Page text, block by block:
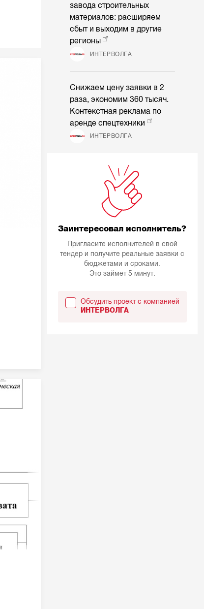
завода строительных
материалов: расширяем
сбыт и выходим в другие
регионы
ИНТЕРВОЛГА
Снижаем цену заявки в 2
раза, экономим 360 тысяч.
Контекстная реклама по
аренде спецтехники
ИНТЕРВОЛГА
Заинтересовал исполнитель?
Пригласите исполнителей в свой
тендер и получите реальные заявки с
бюджетами и сроками.
Это займет 5 минут.
Обсудить проект с компанией
ИНТЕРВОЛГА